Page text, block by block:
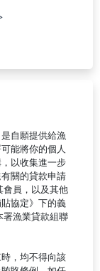
自願提供給漁
能將你的個人
以收集進一步
關的貸款申請
會員，以及其他
協定》下的義
署漁業貸款組聯
，均不得向該